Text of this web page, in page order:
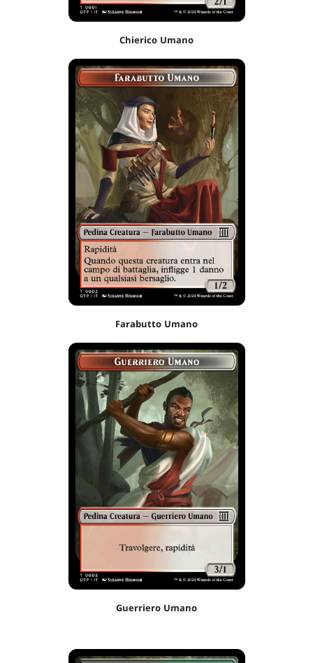
Chierico Umano
Farabutto Umano
Guerriero Umano